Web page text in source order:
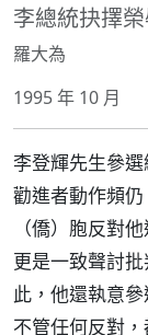
李總統抉擇
羅大為
1995 年 10 月
李登輝先生參
勸進者動作頻
（僑）胞反對
更是一致聲討
此，他還執意
不管任何反對